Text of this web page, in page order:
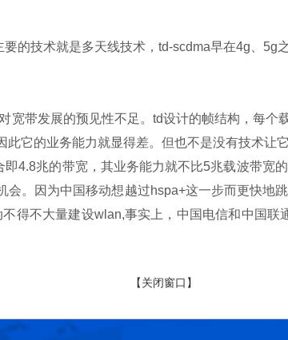
的技术就是多天线技术，td-scdma早在4g、5g
带发展的预见性不足。td设计的帧结构，每个
它的业务能力就显得差。但也不是没有技术让
4.8兆的带宽，其业务能力就不比5兆载波带宽
会。因为中国移动想越过hspa+这一步而更快地
得不大量建设wlan,事实上，中国电信和中国
【关闭窗口】